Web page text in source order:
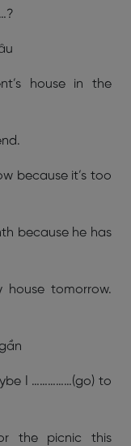
house in the
because it’s too
because he has
house tomorrow.
I ……………(go) to
the picnic this